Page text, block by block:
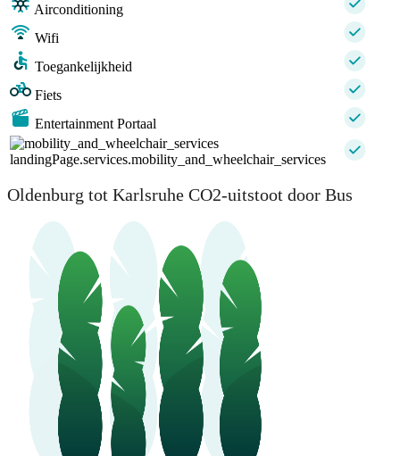
Airconditioning
Wifi
Toegankelijkheid
Fiets
Entertainment Portaal
landingPage.services.mobility_and_wheelchair_services
Oldenburg tot Karlsruhe CO2-uitstoot door Bus